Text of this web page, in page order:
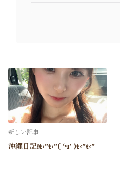
新しい記事
沖縄日記❕ŧ‹”ŧ‹”( ‘ч’ )ŧ‹”ŧ‹”